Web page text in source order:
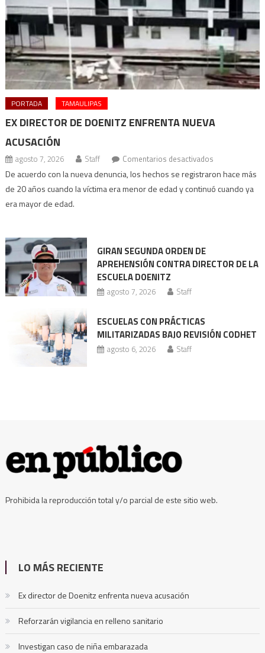
PORTADA TAMAULIPAS
EX DIRECTOR DE DOENITZ ENFRENTA NUEVA
ACUSACIÓN
agosto 7, 2026 Staff Comentarios desactivadosen
Ex
director
De acuerdo con la nueva denuncia, los hechos se registraron hace más
de 20 años cuando la víctima era menor de edad y continuó cuando ya
era mayor de edad.
GIRAN SEGUNDA ORDEN DE
APREHENSIÓN CONTRA DIRECTOR DE LA
ESCUELA DOENITZ
agosto 7, 2026 Staff
ESCUELAS CON PRÁCTICAS
MILITARIZADAS BAJO REVISIÓN CODHET
agosto 6, 2026 Staff
Prohibida la reproducción total y/o parcial de este sitio web.
LO MÁS RECIENTE
Ex director de Doenitz enfrenta nueva acusación
Reforzarán vigilancia en relleno sanitario
Investigan caso de niña embarazada